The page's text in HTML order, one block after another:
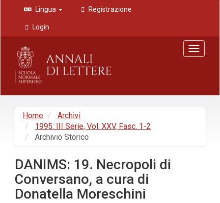
Navigazione
principale
Contenuto
principale
Barra
laterale
Lingua Registrazione
Login
Toggle
Home
Archivi
1995: III Serie, Vol. XXV, Fasc. 1-2
Archivio Storico
DANIMS: 19. Necropoli di
Conversano, a cura di
Donatella Moreschini